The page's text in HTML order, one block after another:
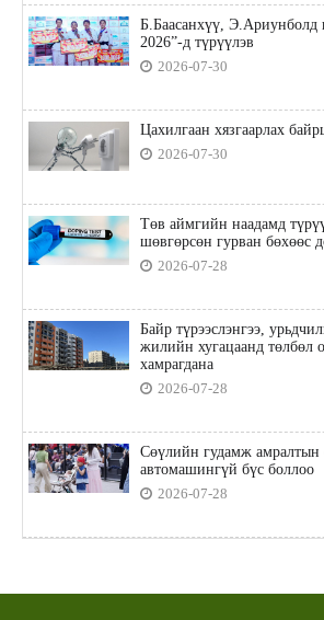
Б.Баасанхүү, Э.Ариунболд
2026”-д түрүүлэв
2026-07-30
Цахилгаан хязгаарлах
2026-07-30
Төв аймгийн наадамд
шөвгөрсөн гурван бөхөөс
2026-07-28
Байр түрээслэнгээ,
жилийн хугацаанд төлбөл
хамрагдана
2026-07-28
Сөүлийн гудамж амралтын
автомашингүй бүс боллоо
2026-07-28